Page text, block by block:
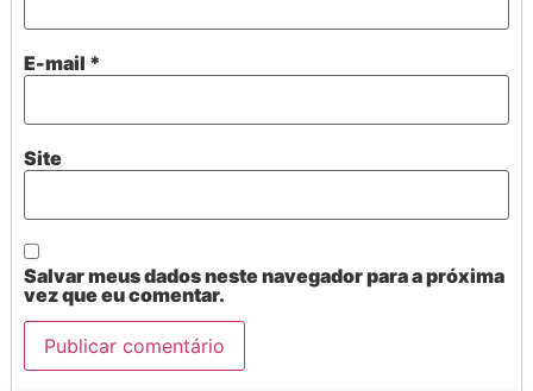
E-mail *
Site
Salvar meus dados neste navegador para a próxima
vez que eu comentar.